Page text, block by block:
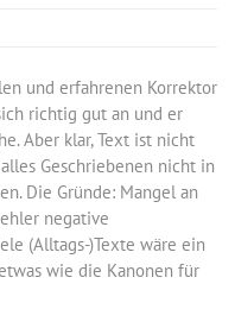
und erfahrenen Korrektor
richtig gut an und er
Aber klar, Text ist nicht
Geschriebenen nicht in
Die Gründe: Mangel an
negative
(Alltags-)Texte wäre ein
wie die Kanonen für